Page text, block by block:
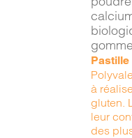
à
gluten.
leur
des